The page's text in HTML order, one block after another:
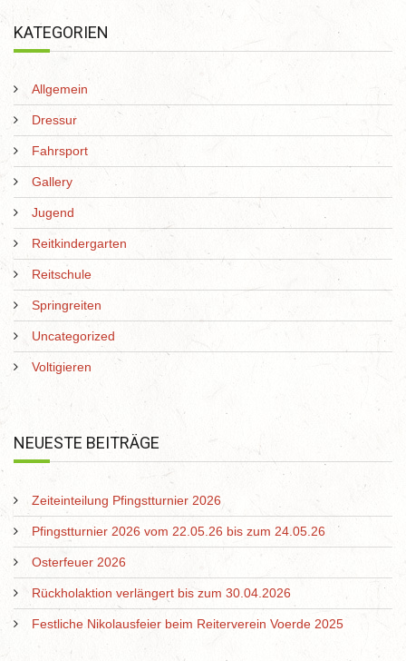
KATEGORIEN
Allgemein
Dressur
Fahrsport
Gallery
Jugend
Reitkindergarten
Reitschule
Springreiten
Uncategorized
Voltigieren
NEUESTE BEITRÄGE
Zeiteinteilung Pfingstturnier 2026
Pfingstturnier 2026 vom 22.05.26 bis zum 24.05.26
Osterfeuer 2026
Rückholaktion verlängert bis zum 30.04.2026
Festliche Nikolausfeier beim Reiterverein Voerde 2025